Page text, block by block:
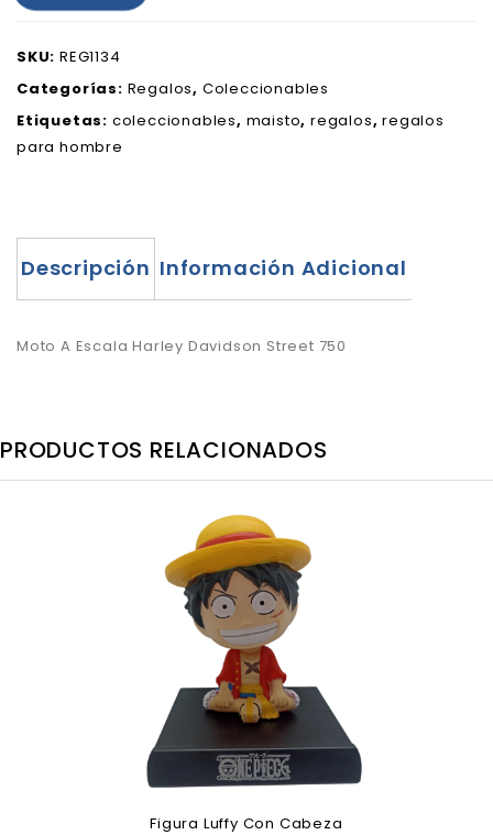
SKU: REG1134
Categorías: Regalos, Coleccionables
Etiquetas: coleccionables, maisto,regalos,regalos
para hombre
Descripción Información Adicional
Moto A Escala Harley Davidson Street 750
PRODUCTOS RELACIONADOS
Figura Luffy Con Cabeza